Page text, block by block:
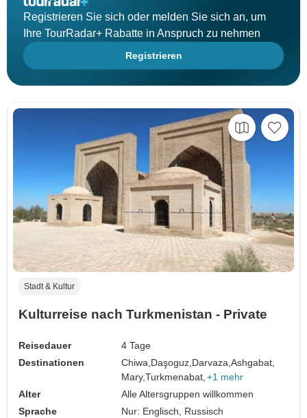
Registrieren Sie sich oder melden Sie sich an, um
Ihre TourRadar+ Rabatte in Anspruch zu nehmen
Registrieren
Stadt & Kultur
Kulturreise nach Turkmenistan - Private
Reisedauer
4 Tage
Destinationen
Chiwa,Daşoguz,Darvaza,Ashgabat,
Mary,Turkmenabat, +1 mehr
Alter
Alle Altersgruppen willkommen
Sprache
Nur: Englisch, Russisch